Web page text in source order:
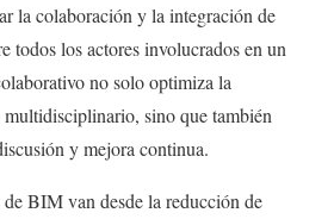
la colaboración y la integración de
todos los actores involucrados en un
no solo optimiza la
sino que también
y mejora continua.
BIM van desde la reducción de